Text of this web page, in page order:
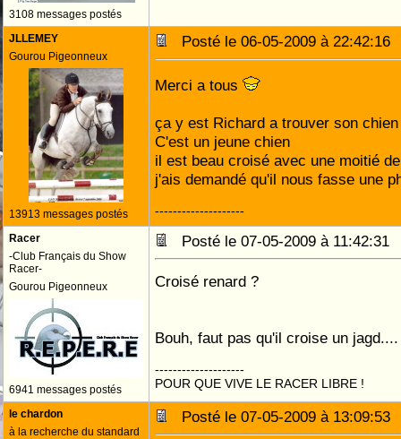
3108 messages postés
JLLEMEY
Gourou Pigeonneux
13913 messages postés
Posté le 06-05-2009 à
Merci a tous
ça y est Richard a trouver son
C'est un jeune chien
il est beau croisé avec une moitié
j'ais demandé qu'il nous fasse une
--------------------
Racer
-Club Français du Show
Racer-
Gourou Pigeonneux
6941 messages postés
Posté le 07-05-2009 à
Croisé renard ?
Bouh, faut pas qu'il croise un jagd....
--------------------
POUR QUE VIVE LE RACER LIBRE !
le chardon
à la recherche du standard
Posté le 07-05-2009 à